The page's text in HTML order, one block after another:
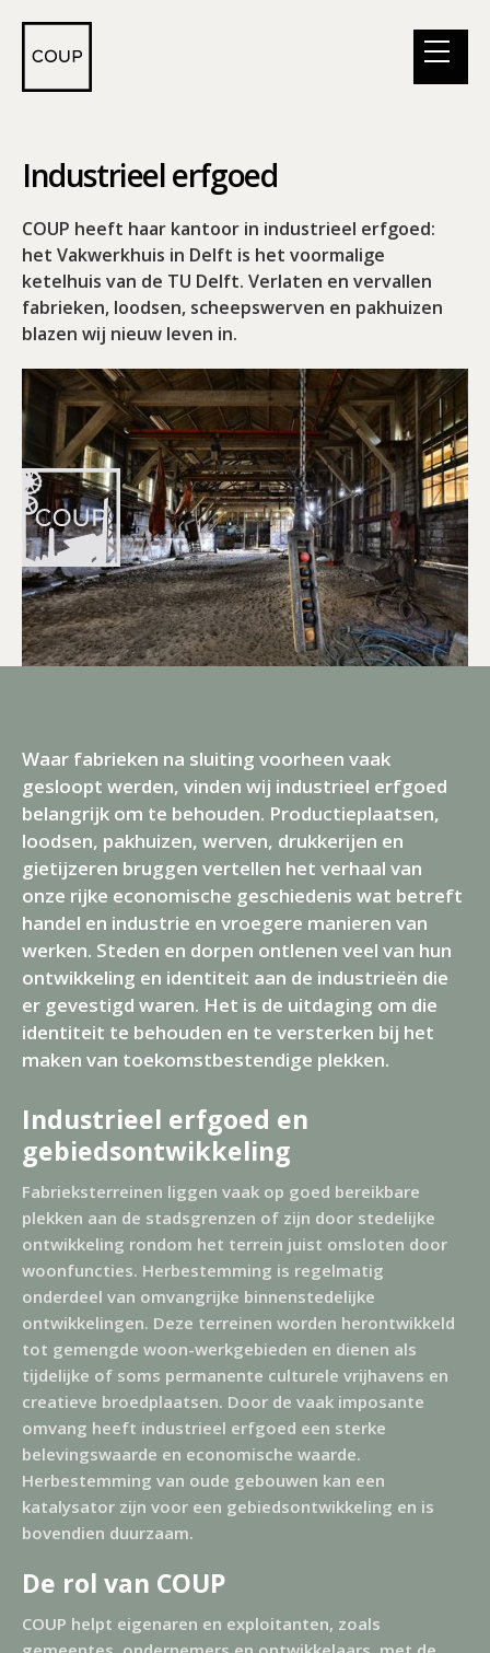
Industrieel erfgoed
COUP heeft haar kantoor in industrieel erfgoed:
het Vakwerkhuis in Delft is het voormalige
ketelhuis van de TU Delft. Verlaten en vervallen
fabrieken, loodsen, scheepswerven en pakhuizen
blazen wij nieuw leven in.
Waar fabrieken na sluiting voorheen vaak
gesloopt werden, vinden wij industrieel erfgoed
belangrijk om te behouden. Productieplaatsen,
loodsen, pakhuizen, werven, drukkerijen en
gietijzeren bruggen vertellen het verhaal van
onze rijke economische geschiedenis wat betreft
handel en industrie en vroegere manieren van
werken. Steden en dorpen ontlenen veel van hun
ontwikkeling en identiteit aan de industrieën die
er gevestigd waren. Het is de uitdaging om die
identiteit te behouden en te versterken bij het
maken van toekomstbestendige plekken.
Industrieel erfgoed en
gebiedsontwikkeling
Fabrieksterreinen liggen vaak op goed bereikbare
plekken aan de stadsgrenzen of zijn door stedelijke
ontwikkeling rondom het terrein juist omsloten door
woonfuncties. Herbestemming is regelmatig
onderdeel van omvangrijke binnenstedelijke
ontwikkelingen. Deze terreinen worden herontwikkeld
tot gemengde woon-werkgebieden en dienen als
tijdelijke of soms permanente culturele vrijhavens en
creatieve broedplaatsen. Door de vaak imposante
omvang heeft industrieel erfgoed een sterke
belevingswaarde en economische waarde.
Herbestemming van oude gebouwen kan een
katalysator zijn voor een gebiedsontwikkeling en is
bovendien duurzaam.
De rol van COUP
COUP helpt eigenaren en exploitanten, zoals